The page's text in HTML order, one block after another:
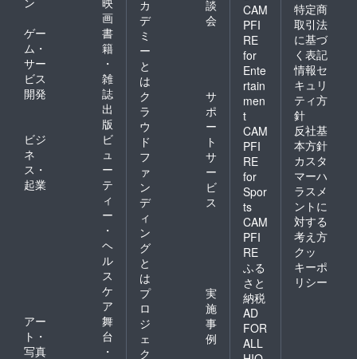
要時
間：
60〜90
分程度
権利利
用可能
期間：
2022年
4月1
日〜
2022年
5月31日
まで 所
要時
間：
60〜90
分程度
高さ約
95mm
素材:磁
リジナ
ルフォ
トブッ
ク］ セ
ブ島の
現地の
子ども
たちの
写真が
18枚
入った
オリジ
フォト
ブック
です
［講演
会につ
いて］
となっ
ていま
す 直径
82mm×
高さ約
95mm
素材:磁
リジナ
ルフォ
トブッ
ク］ 現
地の子
どもた
ちの写
真が18
枚入っ
たオリ
ジナル
フォト
ブック
ジ・グ
リーン
の５色
より選
Island
の文字
が入っ
ていま
リジナ
ルマグ
カッ
プ］ 色:
ホワイ
Island
のチー
ムロゴ
が入っ
たもの
となっ
ていま
画
ゲー
ム・
サー
ビス
開発
書
籍
・
雑
誌
出
版
ビジ
ネ
ス・
起業
ビ
ュ
ー
テ
ィ
ー
・
ヘ
ル
ス
ケ
ア
アー
ト・
写真
舞
台
・
カ
デ
ミ
ー
と
は
談
会
ク
ラ
ウ
ド
フ
ァ
ン
デ
ィ
ン
グ
と
は
サ
ポ
ー
ト
サ
ー
ビ
ス
プ
ロ
ジ
ェ
ク
実
施
事
例
CAM
PFI
RE
for
Ente
rtain
men
t
CAM
PFI
RE
for
Spor
ts
CAM
PFI
RE
ふる
さと
納税
AD
FOR
ALL
特定商
取引法
に基づ
く表記
情報セ
キュリ
ティ方
針
反社基
本方針
カスタ
マーハ
ラスメ
ントに
対する
考え方
クッ
キーポ
リシー